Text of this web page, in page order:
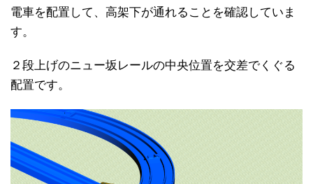
電車を配置して、高架下が通れることを確認していま
す。
２段上げのニュー坂レールの中央位置を交差でくぐる
配置です。